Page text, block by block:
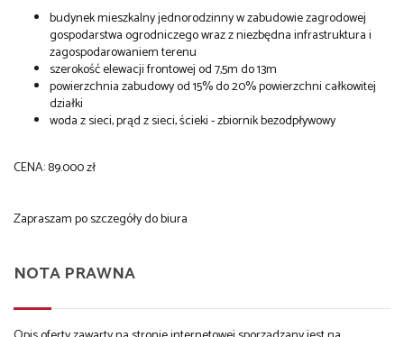
budynek mieszkalny jednorodzinny w zabudowie zagrodowej
gospodarstwa ogrodniczego wraz z niezbędna infrastruktura i
zagospodarowaniem terenu
szerokość elewacji frontowej od 7,5m do 13m
powierzchnia zabudowy od 15% do 20% powierzchni całkowitej
działki
woda z sieci, prąd z sieci, ścieki - zbiornik bezodpływowy
CENA: 89.000 zł
Zapraszam po szczegóły do biura
NOTA PRAWNA